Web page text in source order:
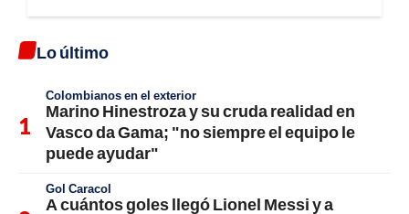
Lo último
Colombianos en el exterior
Marino Hinestroza y su cruda realidad en
Vasco da Gama; "no siempre el equipo le
puede ayudar"
Gol Caracol
A cuántos goles llegó Lionel Messi y a